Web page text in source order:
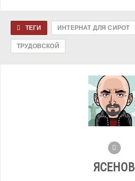
ТЕГИ ИНТЕРНАТ ДЛЯ СИРОТ
ТРУДОВСКОЙ
ЯСЕНОВ